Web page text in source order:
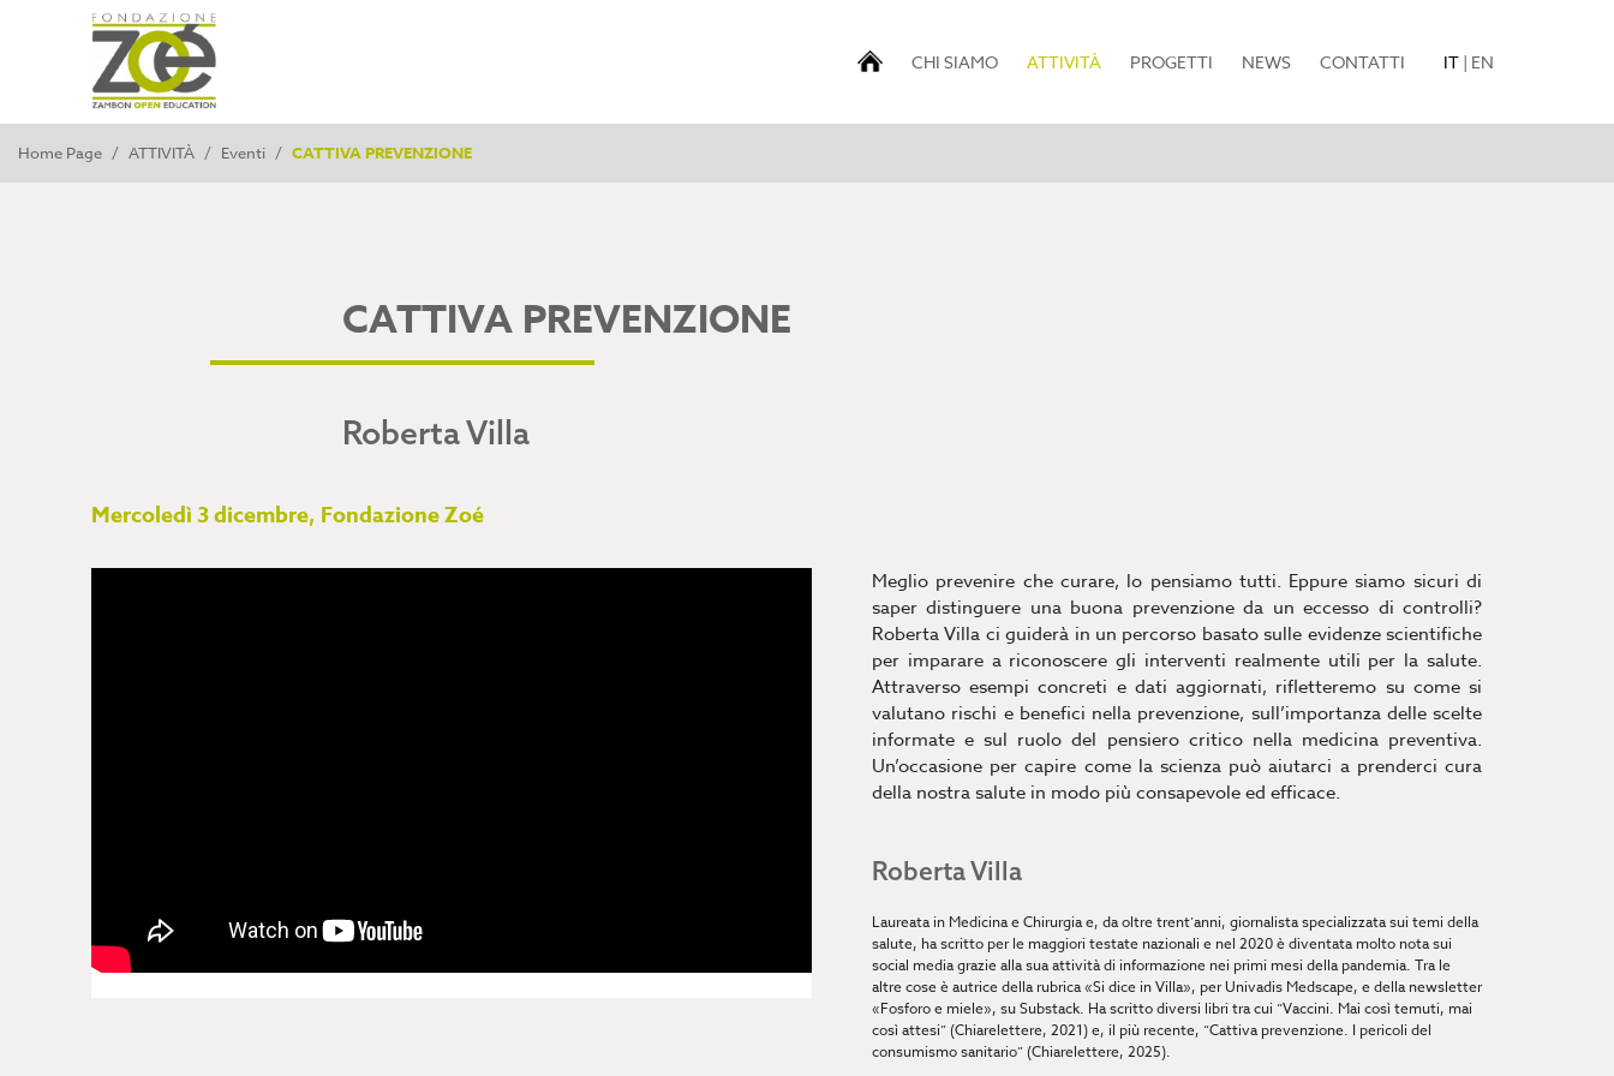
CHI SIAMO ATTIVITÀ(current)PROGETTI NEWS CONTATTI IT | EN
Home Page / ATTIVITÀ / Eventi / CATTIVA PREVENZIONE
CATTIVA PREVENZIONE
Roberta Villa
Mercoledì 3 dicembre, Fondazione Zoé
Meglio prevenire che curare, lo pensiamo tutti. Eppure siamo sicuri di
saper distinguere una buona prevenzione da un eccesso di controlli?
Roberta Villa ci guiderà in un percorso basato sulle evidenze scientifiche
per imparare a riconoscere gli interventi realmente utili per la salute.
Attraverso esempi concreti e dati aggiornati, rifletteremo su come si
valutano rischi e benefici nella prevenzione, sull’importanza delle scelte
informate e sul ruolo del pensiero critico nella medicina preventiva.
Un’occasione per capire come la scienza può aiutarci a prenderci cura
della nostra salute in modo più consapevole ed efficace.
Roberta Villa
Laureata in Medicina e Chirurgia e, da oltre trent’anni, giornalista specializzata sui temi della
salute, ha scritto per le maggiori testate nazionali e nel 2020 è diventata molto nota sui
social media grazie alla sua attività di informazione nei primi mesi della pandemia. Tra le
altre cose è autrice della rubrica «Si dice in Villa», per Univadis Medscape, e della newsletter
«Fosforo e miele», su Substack. Ha scritto diversi libri tra cui “Vaccini. Mai così temuti, mai
così attesi” (Chiarelettere, 2021) e, il più recente, “Cattiva prevenzione. I pericoli del
consumismo sanitario” (Chiarelettere, 2025).